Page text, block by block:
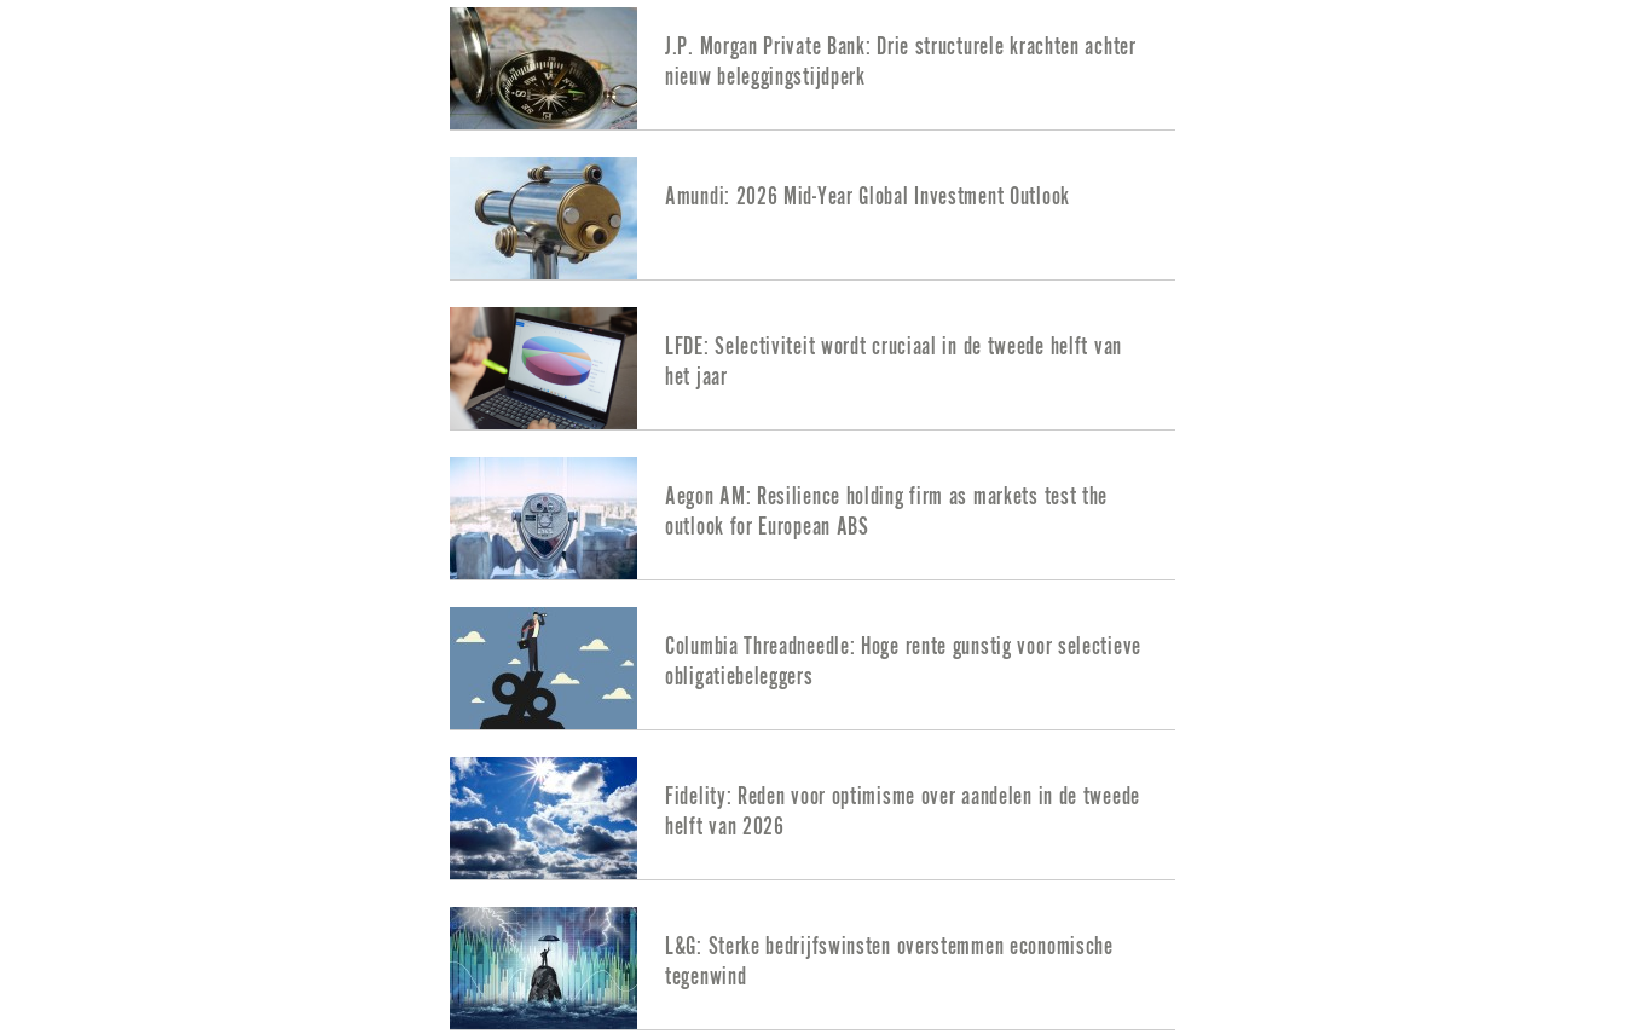
J.P. Morgan Private Bank: Drie structurele krachten achter
nieuw beleggingstijdperk
Amundi: 2026 Mid-Year Global Investment Outlook
LFDE: Selectiviteit wordt cruciaal in de tweede helft van
het jaar
Aegon AM: Resilience holding firm as markets test the
outlook for European ABS
Columbia Threadneedle: Hoge rente gunstig voor selectieve
obligatiebeleggers
Fidelity: Reden voor optimisme over aandelen in de tweede
helft van 2026
L&G: Sterke bedrijfswinsten overstemmen economische
tegenwind